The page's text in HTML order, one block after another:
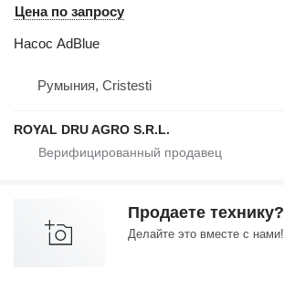
Цена по запросу
Насос AdBlue
Румыния, Cristesti
ROYAL DRU AGRO S.R.L.
Продаете технику?
Делайте это вместе с нами!